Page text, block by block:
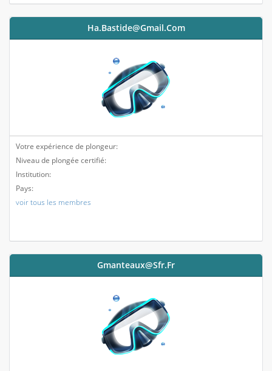
Ha.bastide@gmail.com
Votre expérience de plongeur:
Niveau de plongée certifié:
Institution:
Pays:
voir tous les membres
Gmanteaux@sfr.fr